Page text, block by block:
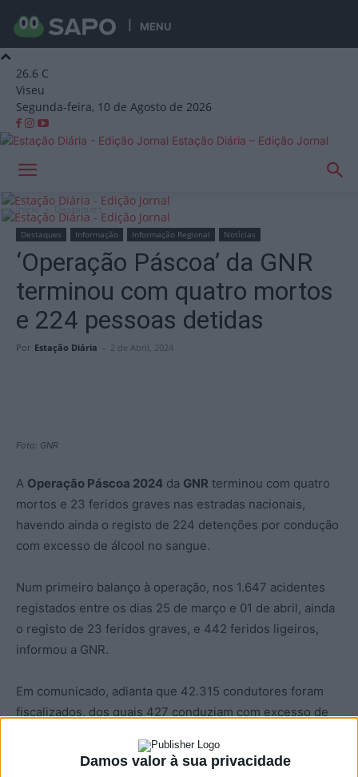
Damos valor à sua privacidade
MENU
26.6 C
Viseu
Segunda-feira, 10 de Agosto de 2026
Estação Diária – Edição Jornal
Início Destaques
Destaques Informação Informação Regional Notícias
‘Operação Páscoa’ da GNR
terminou com quatro mortos
e 224 pessoas detidas
Por Estação Diária - 2 de Abril, 2024
Foto: GNR
A Operação Páscoa 2024 da GNR terminou com quatro
mortos e 23 feridos graves nas estradas nacionais,
havendo ainda o registo de 224 detenções por condução
com excesso de álcool no sangue.
Num primeiro balanço à operação, nos 1.647 acidentes
registados entre os dias 25 de março e 01 de abril, ainda
o registo de 23 feridos graves, e 442 feridos ligeiros,
informou a GNR.
Em comunicado, adianta que 42.315 condutores foram
fiscalizados, dos quais 427 conduziam com excesso de
uma taxa de álcool no sangue igual ou superior a 1,2 g/l.